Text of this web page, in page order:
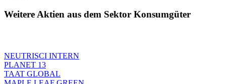
Weitere Aktien aus dem Sektor Konsumgüter
NEUTRISCI INTERN
PLANET 13
TAAT GLOBAL